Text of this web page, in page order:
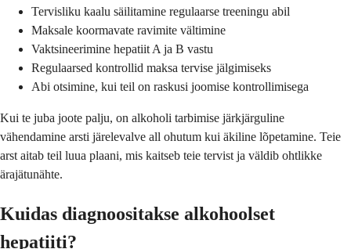
Tervisliku kaalu säilitamine regulaarse treeningu abil
Maksale koormavate ravimite vältimine
Vaktsineerimine hepatiit A ja B vastu
Regulaarsed kontrollid maksa tervise jälgimiseks
Abi otsimine, kui teil on raskusi joomise kontrollimisega
Kui te juba joote palju, on alkoholi tarbimise järkjärguline
vähendamine arsti järelevalve all ohutum kui äkiline lõpetamine. Teie
arst aitab teil luua plaani, mis kaitseb teie tervist ja väldib ohtlikke
ärajätunähte.
Kuidas diagnoositakse alkohoolset
hepatiiti?